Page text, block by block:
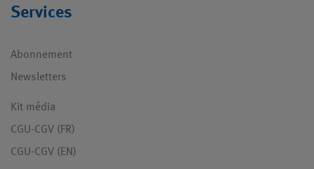
Services
Abonnement
Newsletters
Kit média
CGU-CGV (FR)
CGU-CGV (EN)